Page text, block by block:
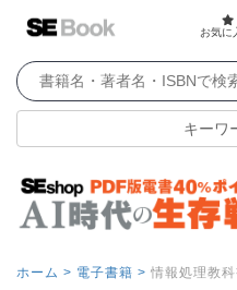
お気に
キーワ
ホーム > 電子書籍 > 情報処理教